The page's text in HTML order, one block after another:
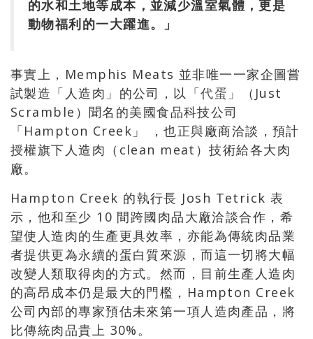
的水和土地等成本，並減少溫室氣體，更是
動物福利的一大躍進。」
事實上，Memphis Meats 並非唯一一家企圖嘗
試製造「人造肉」的公司，以「代蛋 」（Just
Scramble）聞名的美國食品科技公司
「Hampton Creek」 ，也正與廠商洽談，預計
授權旗下人造肉（clean meat）技術給各大肉
廠。
Hampton Creek 的執行長 Josh Tetrick 表
示，他和至少 10 間跨國肉品大廠洽談合作，希
望使人造肉的生產更具效率，亦能為傳統肉品業
者提供更為永續的蛋白質來源，而這一切將大幅
改變人類取得肉的方式。然而，目前生產人造肉
的高昂成本仍是最大的門檻，Hampton Creek
公司內部的專家預估未來第一項人造肉產品，將
比傳統肉品貴上 30%。